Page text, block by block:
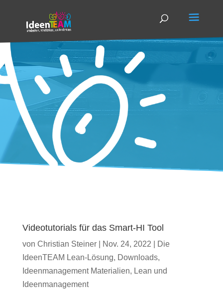
Videotutorials für das Smart-HI Tool
von Christian Steiner| Nov. 24, 2022
Die
IdeenTEAM Lean-Lösung, Downloads,
Ideenmanagement Materialien, Lean und
Ideenmanagement